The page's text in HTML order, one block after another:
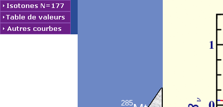
285